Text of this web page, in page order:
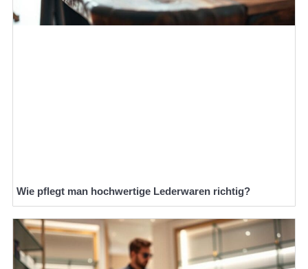
Wie pflegt man hochwertige Lederwaren richtig?